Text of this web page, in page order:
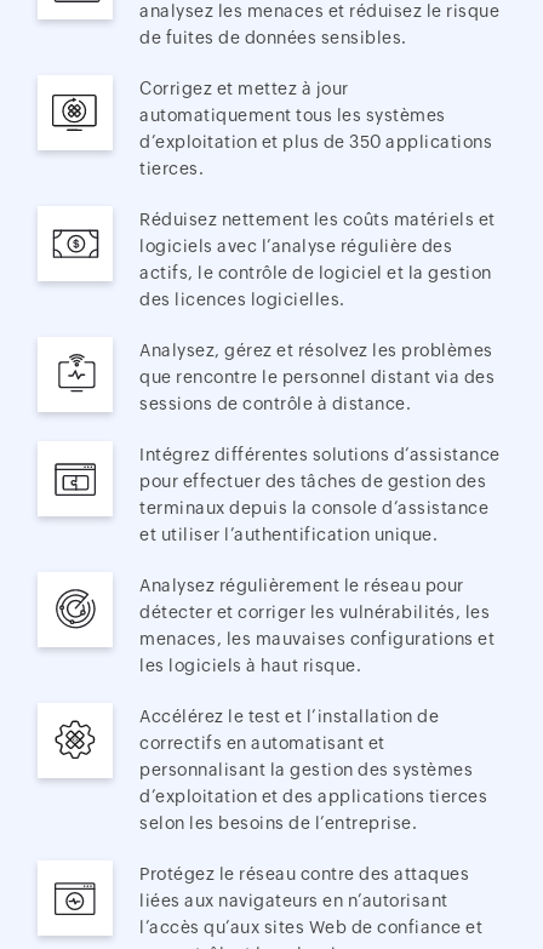
analysez les menaces et réduisez le risque
de fuites de données sensibles.
Corrigez et mettez à jour
automatiquement tous les systèmes
d’exploitation et plus de 350 applications
tierces.
Réduisez nettement les coûts matériels et
logiciels avec l’analyse régulière des
actifs, le contrôle de logiciel et la gestion
des licences logicielles.
Analysez, gérez et résolvez les problèmes
que rencontre le personnel distant via des
sessions de contrôle à distance.
Intégrez différentes solutions d’assistance
pour effectuer des tâches de gestion des
terminaux depuis la console d’assistance
et utiliser l’authentification unique.
Analysez régulièrement le réseau pour
détecter et corriger les vulnérabilités, les
menaces, les mauvaises configurations et
les logiciels à haut risque.
Accélérez le test et l’installation de
correctifs en automatisant et
personnalisant la gestion des systèmes
d’exploitation et des applications tierces
selon les besoins de l’entreprise.
Protégez le réseau contre des attaques
liées aux navigateurs en n’autorisant
l’accès qu’aux sites Web de confiance et